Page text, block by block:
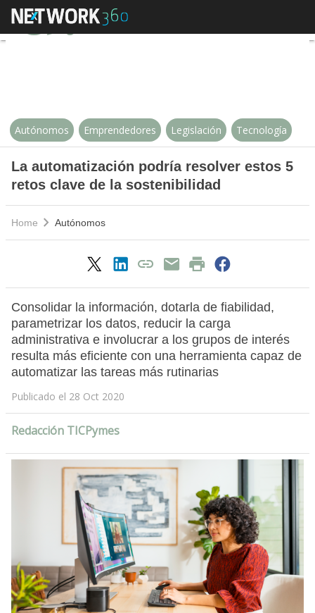
La automatización podría
Autónomos Emprendedores Legislación Tecnología
La automatización podría resolver estos 5
retos clave de la sostenibilidad
Home Autónomos
Consolidar la información, dotarla de fiabilidad,
parametrizar los datos, reducir la carga
administrativa e involucrar a los grupos de interés
resulta más eficiente con una herramienta capaz de
automatizar las tareas más rutinarias
Publicado el 28 Oct 2020
Redacción TICPymes